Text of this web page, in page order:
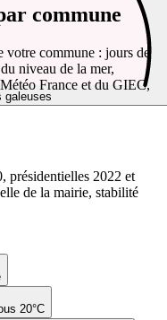
galeuses
20°C
commune
commune : jours de
niveau de la mer,
Météo France et du GIEC,
présidentielles 2022 et
de la mairie, stabilité